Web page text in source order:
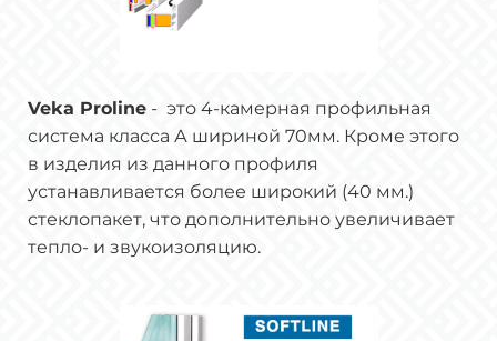
Veka Proline - это 4-камерная профильная
система класса А шириной 70мм. Кроме этого
в изделия из данного профиля
устанавливается более широкий (40 мм.)
стеклопакет, что дополнительно увеличивает
тепло- и звукоизоляцию.